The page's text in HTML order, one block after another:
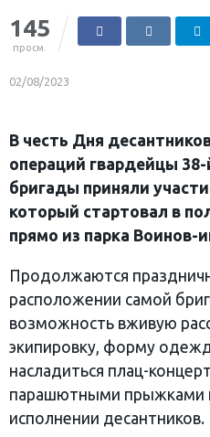
145
просм.
02/08/2023
В честь Дня
операций гвардейцы
бригады приняли
который стартовал в
прямо из парка Воинов-
Продолжаются
расположении самой
возможность вживую
экипировку, форму
насладиться плац-
парашютными прыжками
исполнении десантников.